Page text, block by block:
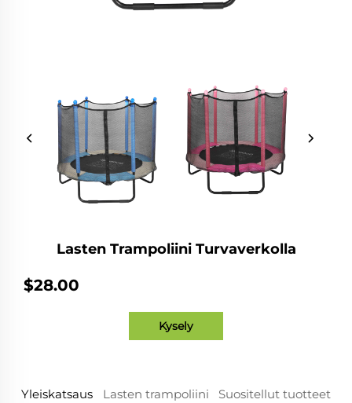
Lasten Trampoliini Turvaverkolla
$28.00
Kysely
Yleiskatsaus Lasten trampoliini Suositellut tuotteet